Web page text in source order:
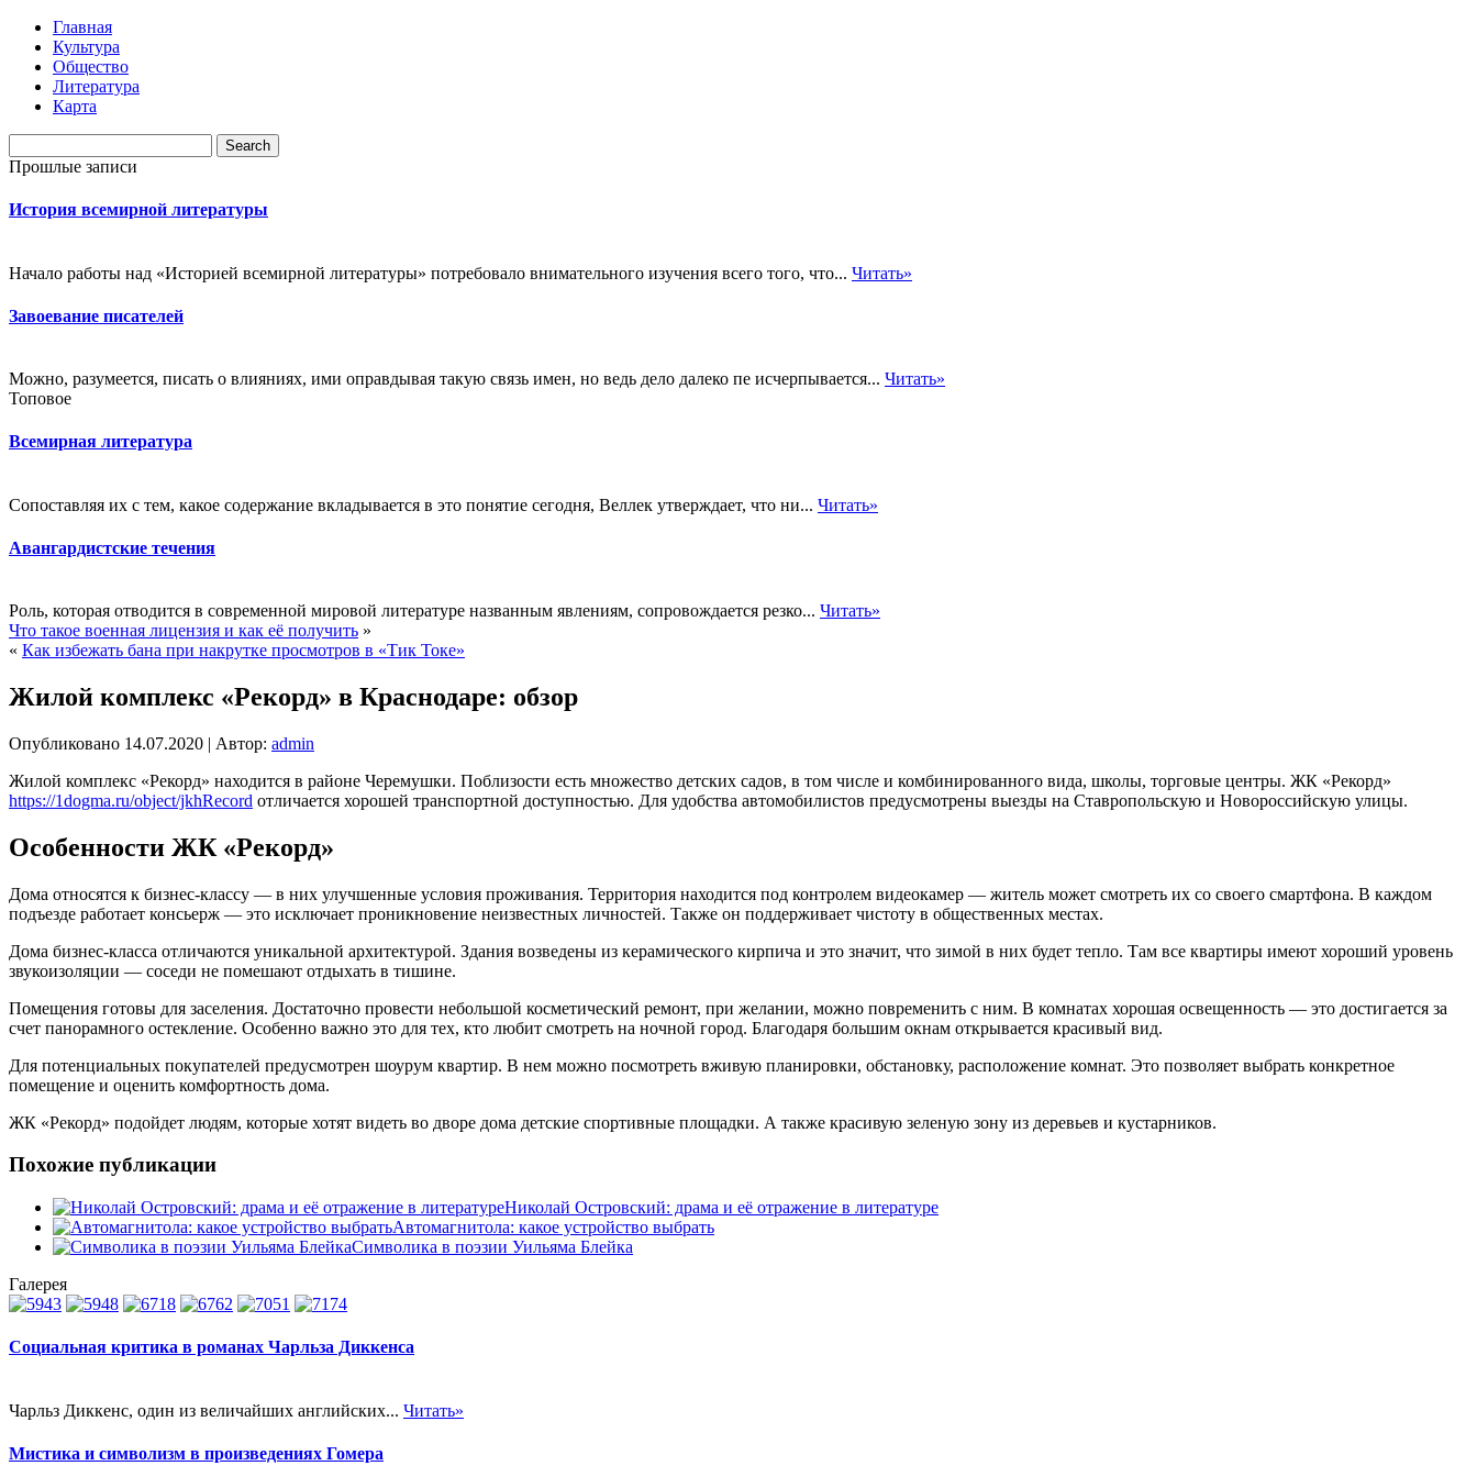
Главная
Культура
Общество
Литература
Карта
Прошлые записи
История всемирной литературы
Начало работы над «Историей всемирной литературы» потребовало внимательного изучения всего того, что... Читать»
Завоевание писателей
Можно, разумеется, писать о влияниях, ими оправдывая такую связь имен, но ведь дело далеко пе исчерпывается... Читать»
Топовое
Всемирная литература
Сопоставляя их с тем, какое содержание вкладывается в это понятие сегодня, Веллек утверждает, что ни... Читать»
Авангардистские течения
Роль, которая отводится в современной мировой литературе названным явлениям, сопровождается резко... Читать»
Что такое военная лицензия и как её получить »
« Как избежать бана при накрутке просмотров в «Тик Токе»
Жилой комплекс «Рекорд» в Краснодаре: обзор
Опубликовано 14.07.2020 | Автор: admin
Жилой комплекс «Рекорд» находится в районе Черемушки. Поблизости есть множество детских садов, в том числе и комбинированного вида, школы, торговые центры. ЖК «Рекорд»
https://1dogma.ru/object/jkhRecord отличается хорошей транспортной доступностью. Для удобства автомобилистов предусмотрены выезды на Ставропольскую и Новороссийскую улицы.
Особенности ЖК «Рекорд»
Дома относятся к бизнес-классу — в них улучшенные условия проживания. Территория находится под контролем видеокамер — житель может смотреть их со своего смартфона. В каждом
подъезде работает консьерж — это исключает проникновение неизвестных личностей. Также он поддерживает чистоту в общественных местах.
Дома бизнес-класса отличаются уникальной архитектурой. Здания возведены из керамического кирпича и это значит, что зимой в них будет тепло. Там все квартиры имеют хороший уровень
звукоизоляции — соседи не помешают отдыхать в тишине.
Помещения готовы для заселения. Достаточно провести небольшой косметический ремонт, при желании, можно повременить с ним. В комнатах хорошая освещенность — это достигается за
счет панорамного остекление. Особенно важно это для тех, кто любит смотреть на ночной город. Благодаря большим окнам открывается красивый вид.
Для потенциальных покупателей предусмотрен шоурум квартир. В нем можно посмотреть вживую планировки, обстановку, расположение комнат. Это позволяет выбрать конкретное
помещение и оценить комфортность дома.
ЖК «Рекорд» подойдет людям, которые хотят видеть во дворе дома детские спортивные площадки. А также красивую зеленую зону из деревьев и кустарников.
Похожие публикации
Николай Островский: драма и её отражение в литературе
Автомагнитола: какое устройство выбрать
Символика в поэзии Уильяма Блейка
Галерея
Социальная критика в романах Чарльза Диккенса
Чарльз Диккенс, один из величайших английских... Читать»
Мистика и символизм в произведениях Гомера